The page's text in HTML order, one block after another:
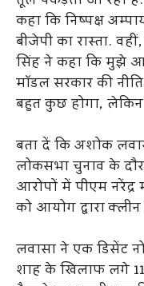
कहा कि निष्पक्ष
बीजेपी का रास्ता.
सिंह ने कहा कि मुझे
मॉडल सरकार की
बहुत कुछ होगा,
बता दें कि अशोक
लोकसभा चुनाव के
आरोपों में पीएम
को आयोग द्वारा
लवासा ने एक डिसेंट
शाह के खिलाफ लगे